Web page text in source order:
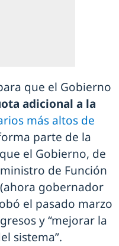
que el Gobierno
adicional a la
más altos de
parte de la
el Gobierno, de
de Función
(ahora gobernador
el pasado marzo
y “mejorar la
sistema”.